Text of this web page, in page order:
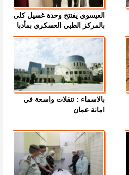
العيسوي يفتتح وحدة غسيل كلى
بالمركز الطبي العسكري بمأدبا
بالاسماء : تنقلات واسعة في
امانة عمان